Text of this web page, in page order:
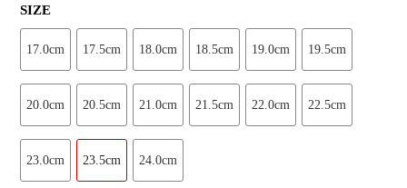
SIZE
17.0cm 17.5cm 18.0cm 18.5cm 19.0cm 19.5cm
20.0cm 20.5cm 21.0cm 21.5cm 22.0cm 22.5cm
23.0cm 23.5cm 24.0cm